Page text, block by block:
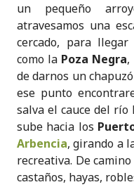
un pequeño
atravesamos una
cercado, para
como la Poza Negra,
de darnos un
ese punto
salva el cauce del río
sube hacia los
Arbencia, girando a
recreativa. De
castaños, hayas,